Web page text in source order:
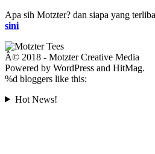
Apa sih Motzter? dan siapa yang
sini
Â© 2018 - Motzter Creative Media
Powered by WordPress and HitMag.
%d bloggers like this:
Hot News!